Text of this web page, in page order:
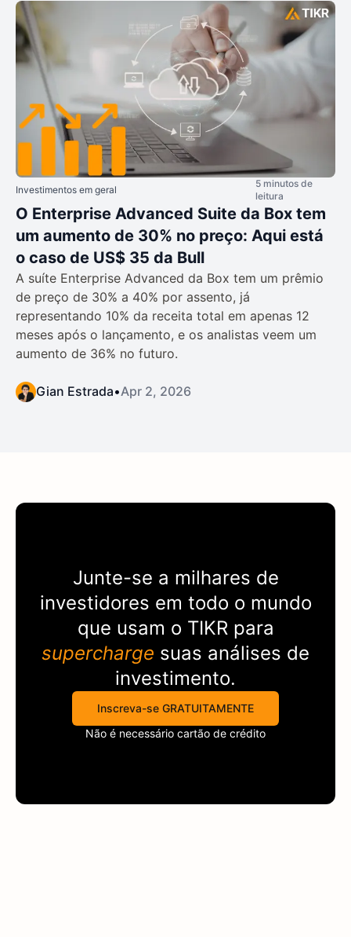
Investimentos em geral
5 minutos de
leitura
O Enterprise Advanced Suite da Box tem
um aumento de 30% no preço: Aqui está
o caso de US$ 35 da Bull
A suíte Enterprise Advanced da Box tem um prêmio
de preço de 30% a 40% por assento, já
representando 10% da receita total em apenas 12
meses após o lançamento, e os analistas veem um
aumento de 36% no futuro.
Gian Estrada•Apr 2, 2026
Junte-se a milhares de
investidores em todo o mundo
que usam o TIKRpara
supercharge suas análises de
investimento.
Inscreva-se GRATUITAMENTE
Não é necessário cartão de crédito